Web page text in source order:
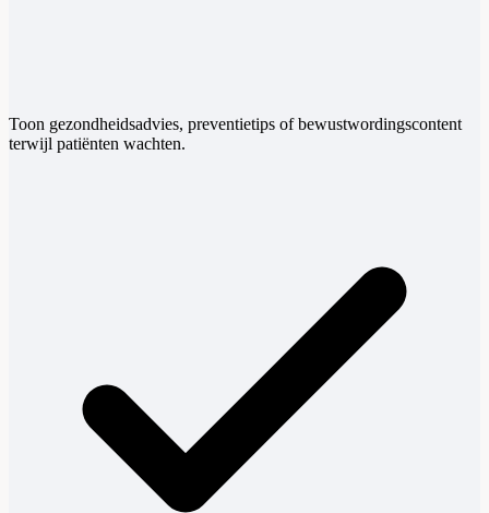
Toon gezondheidsadvies, preventietips of bewustwordingscontent
terwijl patiënten wachten.